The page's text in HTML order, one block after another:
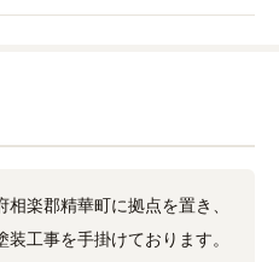
楽郡精華町に拠点を置き、
工事を手掛けております。